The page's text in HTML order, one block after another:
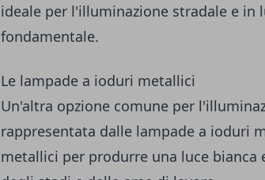
ideale per l'illuminazione stradale e in
fondamentale.
Le lampade a ioduri metallici
Un'altra opzione comune per
rappresentata dalle lampade a ioduri
metallici per produrre una luce